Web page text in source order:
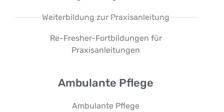
Weiterbildung zur Praxisanleitung
Re-Fresher-Fortbildungen für
Praxisanleitungen
Ambulante Pflege
Ambulante Pflege